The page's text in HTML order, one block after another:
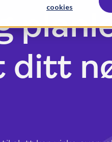
cookies
ditt